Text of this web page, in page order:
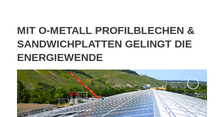
MIT O-METALL PROFILBLECHEN &
SANDWICHPLATTEN GELINGT DIE
ENERGIEWENDE